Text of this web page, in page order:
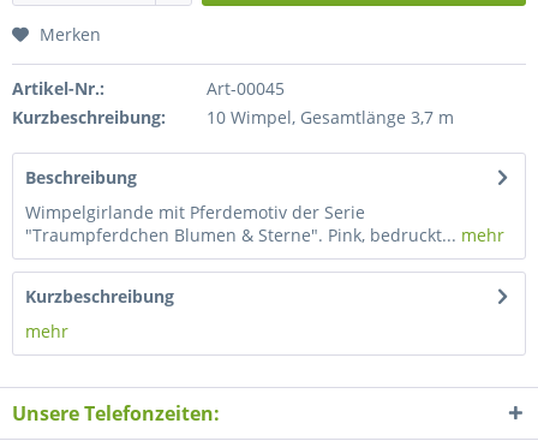
Merken
Artikel-Nr.:
Art-00045
Kurzbeschreibung:
10 Wimpel, Gesamtlänge 3,7 m
Beschreibung
Wimpelgirlande mit Pferdemotiv der Serie
"Traumpferdchen Blumen & Sterne". Pink, bedruckt... mehr
Kurzbeschreibung
mehr
Unsere Telefonzeiten: